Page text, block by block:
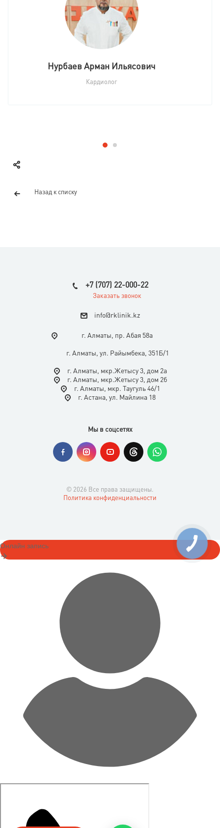
Нурбаев Арман Ильясович
Кардиолог
Назад к списку
+7 (707) 22-000-22
Заказать звонок
info@rklinik.kz
г. Алматы, пр. Абая 58а
г. Алматы, ул. Райымбека, 351Б/1
г. Алматы, мкр.Жетысу 3, дом 2а
г. Алматы, мкр.Жетысу 3, дом 2б
г. Алматы, мкр. Таугуль 46/1
г. Астана, ул. Майлина 18
Мы в соцсетях
© 2026 Все права защищены.
Политика конфиденциальности